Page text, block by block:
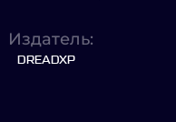
Издатель:
DREADXP